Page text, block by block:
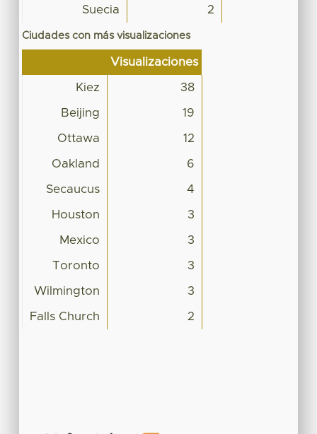
Suecia 2
Ciudades con más visualizaciones
Visualizaciones
Kiez 38
Beijing 19
Ottawa 12
Oakland 6
Secaucus 4
Houston 3
Mexico 3
Toronto 3
Wilmington 3
Falls Church 2